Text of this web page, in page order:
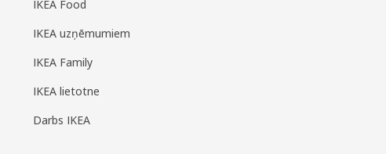
IKEA Food
IKEA uzņēmumiem
IKEA Family
IKEA lietotne
Darbs IKEA